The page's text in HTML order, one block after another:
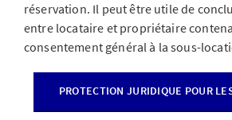
réservation. Il peut être utile de
entre locataire et propriétaire
consentement général à la sous-
PROTECTION JURIDIQUE POUR